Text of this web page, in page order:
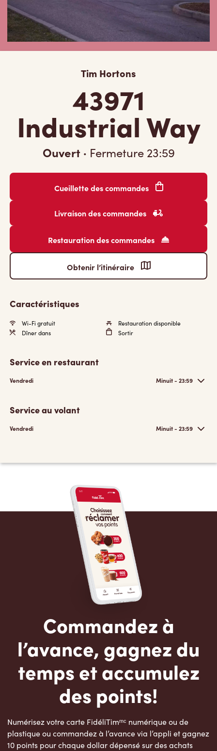
Tim Hortons
43971
Industrial Way
Ouvert · Fermeture 23:59
Cueillette des commandes
Livraison des commandes
Restauration des commandes
Obtenir l’itinéraire
Caractéristiques
Wi-Fi gratuit
Restauration disponible
Dîner dans
Sortir
Service en restaurant
Vendredi Minuit - 23:59
Service au volant
Vendredi Minuit - 23:59
Commandez à
l’avance, gagnez du
temps et accumulez
des points!
Numérisez votre carte FidéliTimᵐᶜ numérique ou de
plastique ou commandez à l’avance via l’appli et gagnez
10 points pour chaque dollar dépensé sur des achats